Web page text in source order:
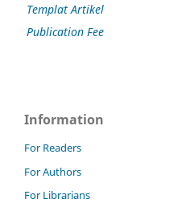
Templat Artikel
Publication Fee
Information
For Readers
For Authors
For Librarians